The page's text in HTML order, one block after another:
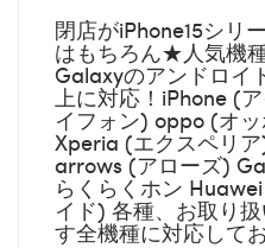
閉店がiPhone15シリ
はもちろん★人気機
Galaxyのアンドロイ
上に対応！iPhone (
イフォン) oppo (オ
Xperia (エクスペリ
arrows (アローズ)
らくらくホン
イド) 各種、お取り
す全機種に対応して